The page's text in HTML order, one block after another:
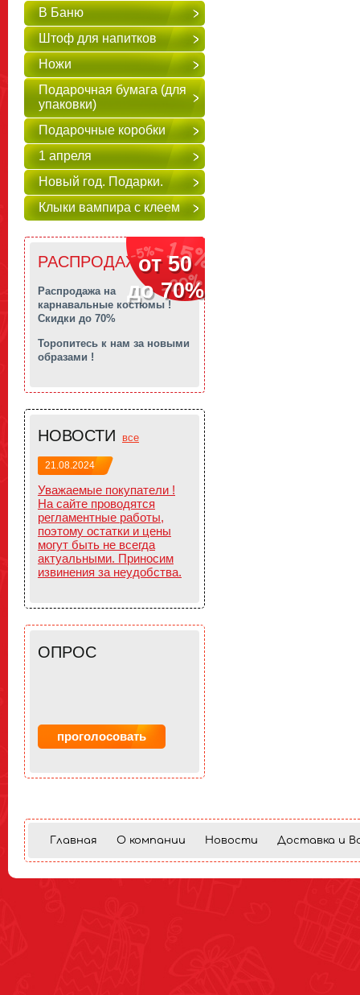
В Баню
Штоф для напитков
Ножи
Подарочная бумага (для
упаковки)
Подарочные коробки
1 апреля
Новый год. Подарки.
Клыки вампира с клеем
от 50
до 70%
РАСПРОДАЖА!!!
Распродажа на
карнавальные костюмы !
Скидки до 70%
Торопитесь к нам за новыми
образами !
НОВОСТИ все
21.08.2024
Уважаемые покупатели !
На сайте проводятся
регламентные работы,
поэтому остатки и цены
могут быть не всегда
актуальными. Приносим
извинения за неудобства.
ОПРОС
Главная О компании Новости Доставка и